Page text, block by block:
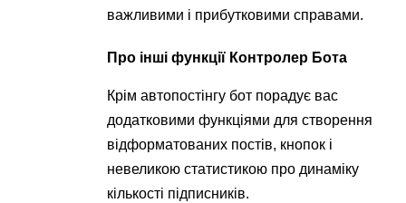
важливими і прибутковими справами.
Про інші функції Контролер Бота
Крім автопостінгу бот порадує вас
додатковими функціями для створення
відформатованих постів, кнопок і
невеликою статистикою про динаміку
кількості підписників.